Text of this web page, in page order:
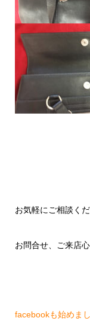
お気軽にご相談くだ
お問合せ、ご来店
facebookも始めま